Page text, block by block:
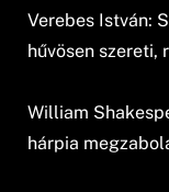
Verebes István:
hűvösen szereti,
William
hárpia